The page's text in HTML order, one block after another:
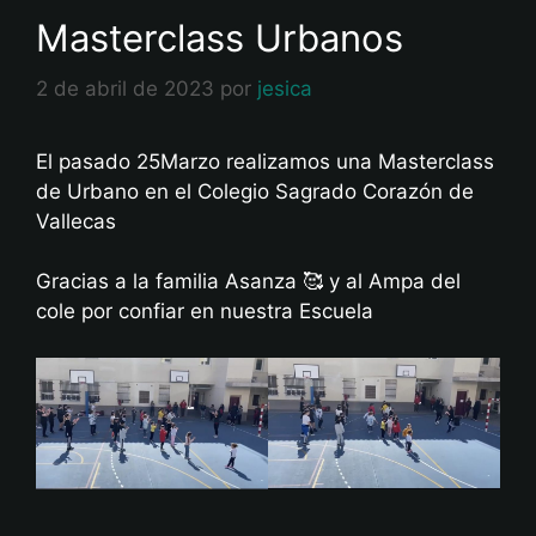
Masterclass Urbanos
2 de abril de 2023 por jesica
El pasado 25Marzo realizamos una Masterclass
de Urbano en el Colegio Sagrado Corazón de
Vallecas
Gracias a la familia Asanza 🥰 y al Ampa del
cole por confiar en nuestra Escuela